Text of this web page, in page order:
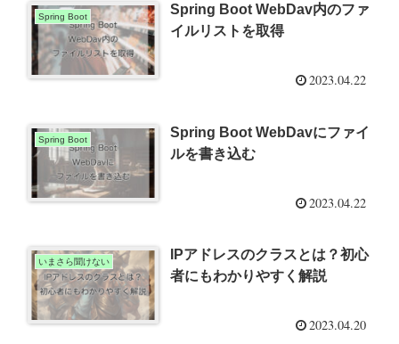
Spring Boot
Spring Boot WebDav内のファ
イルリストを取得
2023.04.22
Spring Boot
Spring Boot WebDavにファイ
ルを書き込む
2023.04.22
いまさら聞けない
IPアドレスのクラスとは？初心
者にもわかりやすく解説
2023.04.20